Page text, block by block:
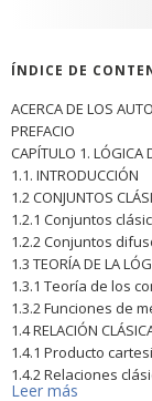
ÍNDICE DE
ACERCA DE LOS
PREFACIO
CAPÍTULO 1. LÓGICA
1.1. INTRODUCCIÓN
1.2 CONJUNTOS
1.2.1 Conjuntos
1.2.2 Conjuntos
1.3 TEORÍA DE LA
1.3.1 Teoría de los
1.3.2 Funciones de
1.4 RELACIÓN
1.4.1 Producto
1.4.2 Relaciones
1.4.3 Relaciones
Leer más